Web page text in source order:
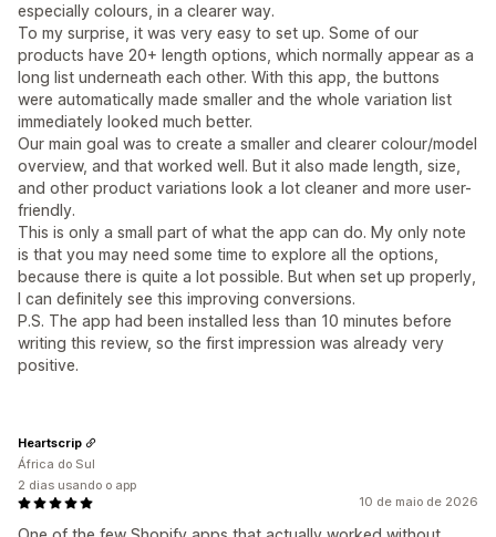
especially colours, in a clearer way.
To my surprise, it was very easy to set up. Some of our
products have 20+ length options, which normally appear as a
long list underneath each other. With this app, the buttons
were automatically made smaller and the whole variation list
immediately looked much better.
Our main goal was to create a smaller and clearer colour/model
overview, and that worked well. But it also made length, size,
and other product variations look a lot cleaner and more user-
friendly.
This is only a small part of what the app can do. My only note
is that you may need some time to explore all the options,
because there is quite a lot possible. But when set up properly,
I can definitely see this improving conversions.
P.S. The app had been installed less than 10 minutes before
writing this review, so the first impression was already very
positive.
10 de maio de 2026
Heartscrip
África do Sul
2 dias usando o app